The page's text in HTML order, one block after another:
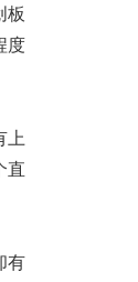
板
度
上
直
有